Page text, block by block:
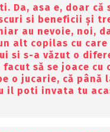
Da, asa e, doar
si beneficii și
au nevoie, noi,
alt copilas cu care
si s-a văzut o
să se joace
o jucarie, că până
il poti invata tu